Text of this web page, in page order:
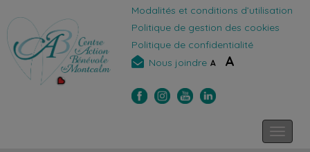
Modalités et conditions d’utilisation
Politique de gestion des cookies
Politique de confidentialité
Nous joindre A A